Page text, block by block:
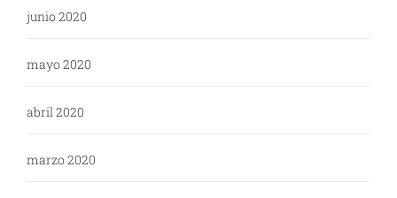
junio 2020
mayo 2020
abril 2020
marzo 2020